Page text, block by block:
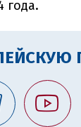
года.